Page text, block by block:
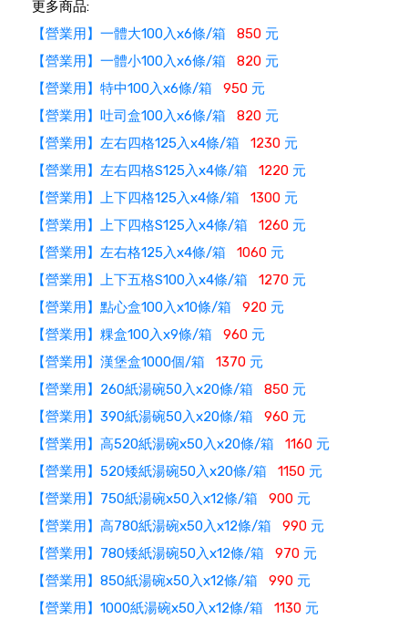
更多商品:
【營業用】一體大100入x6條/箱 850 元
【營業用】一體小100入x6條/箱 820 元
【營業用】特中100入x6條/箱 950 元
【營業用】吐司盒100入x6條/箱 820 元
【營業用】左右四格125入x4條/箱 1230 元
【營業用】左右四格S125入x4條/箱 1220 元
【營業用】上下四格125入x4條/箱 1300 元
【營業用】上下四格S125入x4條/箱 1260 元
【營業用】左右格125入x4條/箱 1060 元
【營業用】上下五格S100入x4條/箱 1270 元
【營業用】點心盒100入x10條/箱 920 元
【營業用】粿盒100入x9條/箱 960 元
【營業用】漢堡盒1000個/箱 1370 元
【營業用】260紙湯碗50入x20條/箱 850 元
【營業用】390紙湯碗50入x20條/箱 960 元
【營業用】高520紙湯碗x50入x20條/箱 1160 元
【營業用】520矮紙湯碗50入x20條/箱 1150 元
【營業用】750紙湯碗x50入x12條/箱 900 元
【營業用】高780紙湯碗x50入x12條/箱 990 元
【營業用】780矮紙湯碗50入x12條/箱 970 元
【營業用】850紙湯碗x50入x12條/箱 990 元
【營業用】1000紙湯碗x50入x12條/箱 1130 元